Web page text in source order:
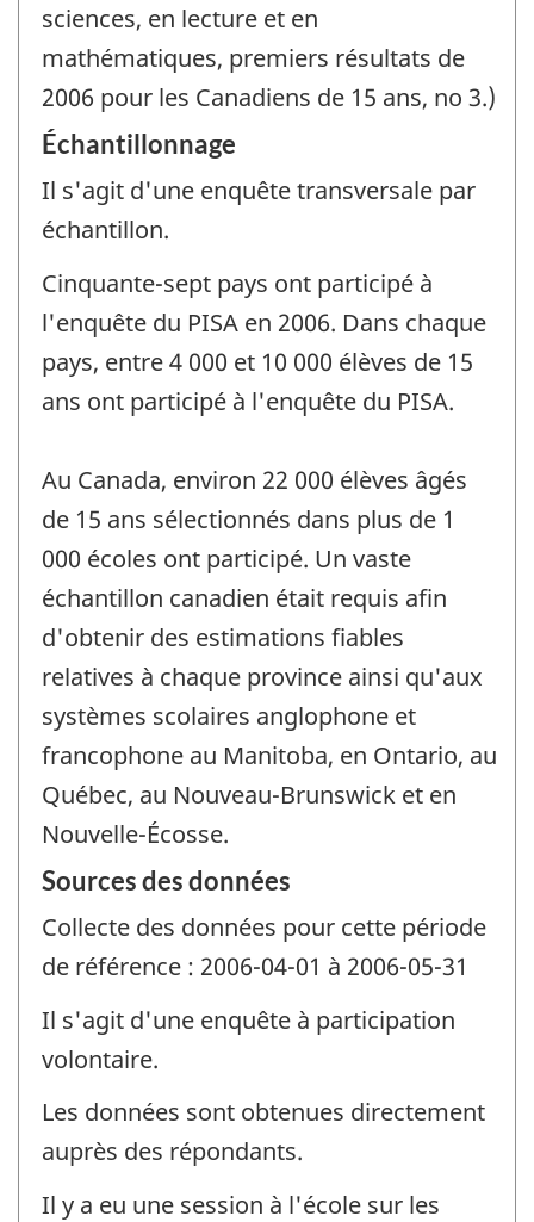
sciences, en lecture et en
mathématiques, premiers résultats de
2006 pour les Canadiens de 15 ans, no 3.)
Échantillonnage
Il s'agit d'une enquête transversale par
échantillon.
Cinquante-sept pays ont participé à
l'enquête du PISA en 2006. Dans chaque
pays, entre 4 000 et 10 000 élèves de 15
ans ont participé à l'enquête du PISA.
Au Canada, environ 22 000 élèves âgés
de 15 ans sélectionnés dans plus de 1
000 écoles ont participé. Un vaste
échantillon canadien était requis afin
d'obtenir des estimations fiables
relatives à chaque province ainsi qu'aux
systèmes scolaires anglophone et
francophone au Manitoba, en Ontario, au
Québec, au Nouveau-Brunswick et en
Nouvelle-Écosse.
Sources des données
Collecte des données pour cette période
de référence : 2006-04-01 à 2006-05-31
Il s'agit d'une enquête à participation
volontaire.
Les données sont obtenues directement
auprès des répondants.
Il y a eu une session à l'école sur les